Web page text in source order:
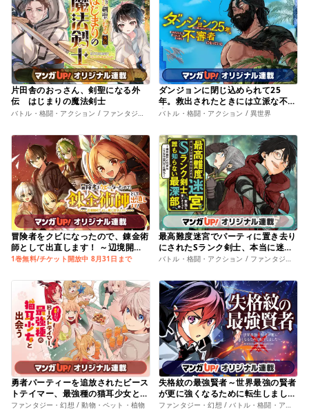
片田舎のおっさん、剣聖になる外
伝 はじまりの魔法剣士
ダンジョンに閉じ込められて25
年。救出されたときには立派な不審
者になっていた
バトル・格闘・アクション / 異世界
冒険者をクビになったので、錬金術
師として出直します！ ～辺境開
拓？よし、俺に任せとけ！
1巻無料/チケット開放中 8月31日まで
最高難度迷宮でパーティに置き去り
にされたSランク剣士、本当に迷い
まくって誰も知らない最深部へ ～
思う～
バトル・格闘・アクション / ファンタジー・幻想
勇者パーティーを追放されたビース
トテイマー、最強種の猫耳少女と出
会う
ファンタジー・幻想 / 動物・ペット・植物
失格紋の最強賢者～世界最強の賢者
が更に強くなるために転生しました
～
ファンタジー・幻想 / バトル・格闘・アクション